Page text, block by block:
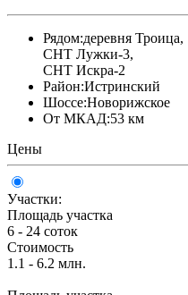
Рядом:деревня Троица,
СНТ Лужки-3,
СНТ Искра-2
Район:Истринский
Шоссе:Новорижское
От МКАД:53 км
Цены
Участки:
Площадь участка
6 - 24 соток
Стоимость
1.1 - 6.2 млн.